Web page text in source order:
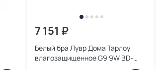
7 151 ₽
Белый бра Лувр Дома Тарлоу
влагозащищенное G9 9W BD-